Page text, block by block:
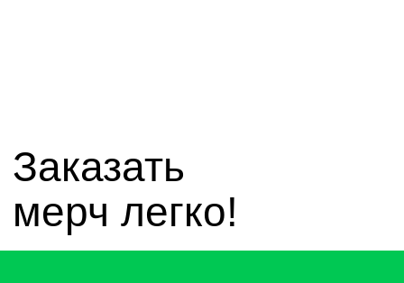
чат whatsapp
mir_nagrad@mail.ru
telegram - канал с новинками компании